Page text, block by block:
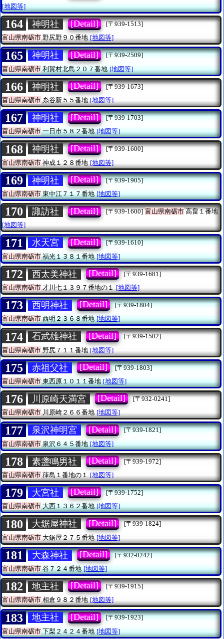
[地図等]
164 神明社 [Detail]
[〒939-1513]
富山県南砺市野尻野９０番地 [地図等]
165 神明社 [Detail]
[〒939-2509]
富山県南砺市利賀村北島２０７番地 [地図等]
166 神明社 [Detail]
[〒939-1673]
富山県南砺市糸谷新５５番地 [地図等]
167 神明社 [Detail]
[〒939-1703]
富山県南砺市一日市５８２番地 [地図等]
168 神明社 [Detail]
[〒939-1600]
富山県南砺市 神成１２８番地 [地図等]
169 神明社 [Detail]
[〒939-1905]
富山県南砺市東中江７１７番地 [地図等]
170 諏訪社 [Detail] [〒939-1600] 富山県南砺市高畠１番地
[地図等]
171 水天宮 [Detail]
[〒939-1610]
富山県南砺市福光１３８１番地 [地図等]
172 西太美神社 [Detail]
[〒939-1681]
富山県南砺市才川七１３９７番地の１ [地図等]
173 西明神社 [Detail]
[〒939-1804]
富山県南砺市西明２３６８番地 [地図等]
174 石武雄神社 [Detail]
[〒939-1502]
富山県南砺市 野尻７１１番地 [地図等]
175 赤祖父社 [Detail]
[〒939-1803]
富山県南砺市東西原１０１１番地 [地図等]
176 川原崎天満宮 [Detail]
[〒932-0241]
富山県南砺市川原崎２６６番地 [地図等]
177 泉沢神明宮 [Detail]
[〒939-1821]
富山県南砺市泉沢６４５番地 [地図等]
178 素盞鳴男社 [Detail]
[〒939-1972]
富山県南砺市葎島１番地の１ [地図等]
179 大宮社 [Detail]
[〒939-1752]
富山県南砺市大西１３６２番地 [地図等]
180 大鋸屋神社 [Detail]
[〒939-1824]
富山県南砺市 大鋸屋２７５番地 [地図等]
181 大森神社 [Detail]
[〒932-0242]
富山県南砺市谷７２４番地 [地図等]
182 地主社 [Detail]
[〒939-1915]
富山県南砺市相倉９８２番地 [地図等]
183 地主社 [Detail]
[〒939-1923]
富山県南砺市下梨２４２４番地 [地図等]